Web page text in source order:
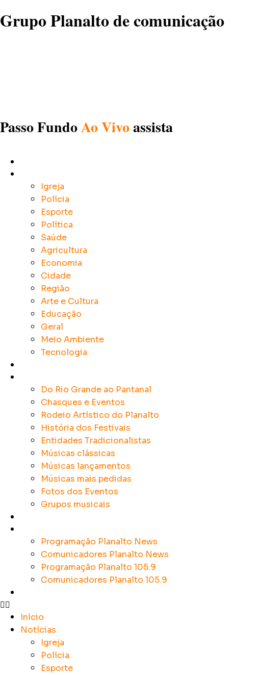
Grupo Planalto de comunicação
Passo FundoAo Vivoassista
Igreja
Polícia
Esporte
Política
Saúde
Agricultura
Economia
Cidade
Região
Arte e Cultura
Educação
Geral
Meio Ambiente
Tecnologia
Do Rio Grande ao Pantanal
Chasques e Eventos
Rodeio Artístico do Planalto
História dos Festivais
Entidades Tradicionalistas
Músicas clássicas
Músicas lançamentos
Músicas mais pedidas
Fotos dos Eventos
Grupos musicais
Programação Planalto News
Comunicadores Planalto News
Programação Planalto 105.9
Comunicadores Planalto 105.9
Início
Notícias
Igreja
Polícia
Esporte